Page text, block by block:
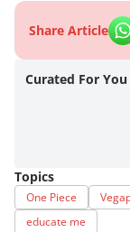
Share Article
Curated For You
Topics
One Piece
educate me